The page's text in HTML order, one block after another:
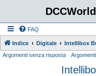
FAQ
Indice Digitale Intellibox
Argomenti senza risposta